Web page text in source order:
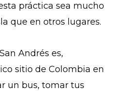
práctica sea mucho
que en otros lugares.
Andrés es,
sitio de Colombia en
un bus, tomar tus